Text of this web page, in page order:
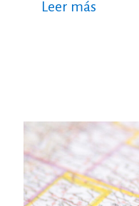
Leer más